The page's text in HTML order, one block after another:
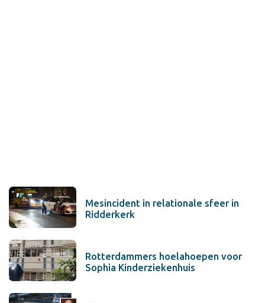
Mesincident in relationale sfeer in
Ridderkerk
Rotterdammers hoelahoepen voor
Sophia Kinderziekenhuis